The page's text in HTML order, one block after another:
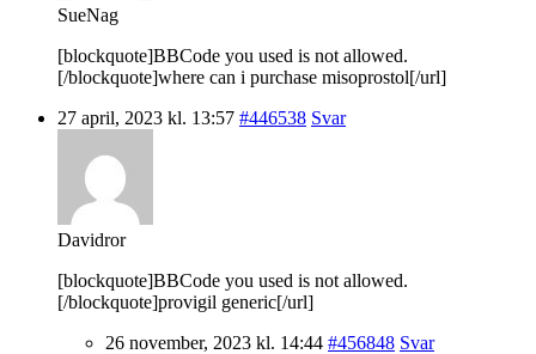
SueNag
[blockquote]BBCode you used is not allowed.
[/blockquote]where can i purchase misoprostol[/url]
27 april, 2023 kl. 13:57 #446538 Svar
Davidror
[blockquote]BBCode you used is not allowed.
[/blockquote]provigil generic[/url]
26 november, 2023 kl. 14:44 #456848 Svar